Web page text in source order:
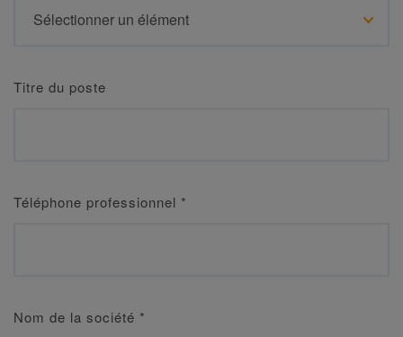
Titre du poste
Téléphone professionnel *
Nom de la société *